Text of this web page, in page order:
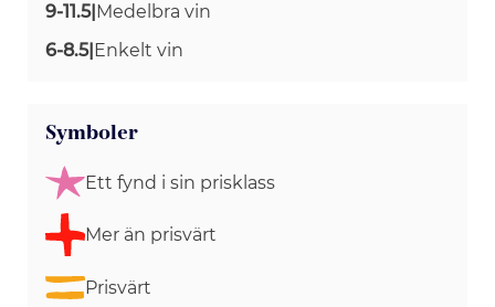
9-11.5| Medelbra vin
6-8.5| Enkelt vin
Symboler
Ett fynd i sin prisklass
Mer än prisvärt
Prisvärt